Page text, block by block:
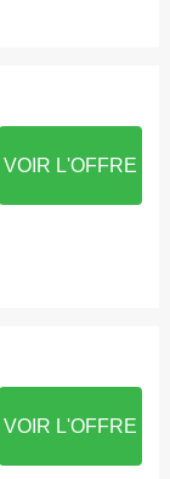
VOIR L'OFFRE
VOIR L'OFFRE